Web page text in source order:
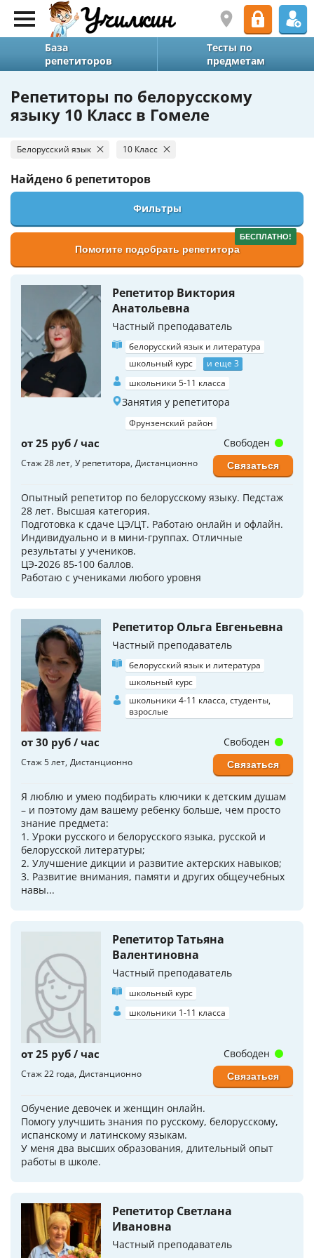
База
репетиторов
Тесты по
предметам
Репетиторы по белорусскому
языку 10 Класс в Гомеле
Белорусский язык 10 Класс
Найдено6 репетиторов
Фильтры
БЕСПЛАТНО!
Помогите подобрать репетитора
Репетитор Виктория
Анатольевна
Частный преподаватель
белорусский язык и литература
школьный курс
и еще 3
школьники 5-11 класса
Занятия у репетитора
Фрунзенский район
от 25 руб / час
Стаж 28 лет У репетитора Дистанционно
Опытный репетитор по белорусскому языку. Педстаж
28 лет. Высшая категория.
Подготовка к сдаче ЦЭ/ЦТ. Работаю онлайн и офлайн.
Индивидуально и в мини-группах. Отличные
результаты у учеников.
ЦЭ-2026 85-100 баллов.
Работаю с учениками любого уровня
Свободен
Связаться
Репетитор Ольга Евгеньевна
Частный преподаватель
белорусский язык и литература
школьный курс
школьники 4-11 класса, студенты,
взрослые
от 30 руб / час
Стаж 5 лет Дистанционно
Я люблю и умею подбирать ключики к детским душам
– и поэтому дам вашему ребенку больше, чем просто
знание предмета:
1. Уроки русского и белорусского языка, русской и
белорусской литературы;
2. Улучшение дикции и развитие актерских навыков;
3. Развитие внимания, памяти и других общеучебных
навы...
Свободен
Связаться
Репетитор Татьяна
Валентиновна
Частный преподаватель
школьный курс
школьники 1-11 класса
от 25 руб / час
Стаж 22 года Дистанционно
Обучение девочек и женщин онлайн.
Помогу улучшить знания по русскому, белорусскому,
испанскому и латинскому языкам.
У меня два высших образования, длительный опыт
работы в школе.
Свободен
Связаться
Репетитор Светлана
Ивановна
Частный преподаватель